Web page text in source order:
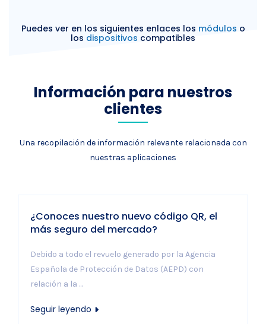
Puedes ver en los siguientes enlaces los módulos o
los dispositivos compatibles
Información para nuestros
clientes
Una recopilación de información relevante relacionada con
nuestras aplicaciones
¿Conoces nuestro nuevo código QR, el
más seguro del mercado?
Debido a todo el revuelo generado por la Agencia
Española de Protección de Datos (AEPD) con
relación a la ...
Seguir leyendo